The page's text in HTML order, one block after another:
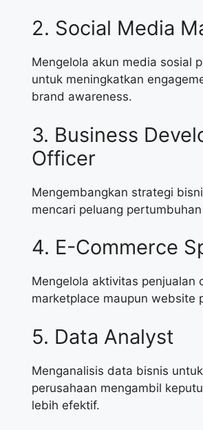
2. Social Media
Mengelola akun media sosial
untuk meningkatkan
brand awareness.
3. Business
Officer
Mengembangkan strategi
mencari peluang
4. E-Commerce
Mengelola aktivitas penjualan
marketplace maupun website
5. Data Analyst
Menganalisis data bisnis
perusahaan mengambil
lebih efektif.